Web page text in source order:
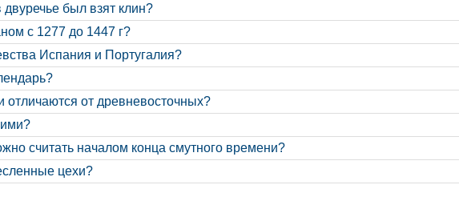
был взят клин?
с 1277 до 1447 г?
Испания и Португалия?
от древневосточных?
считать началом конца смутного времени?
цехи?